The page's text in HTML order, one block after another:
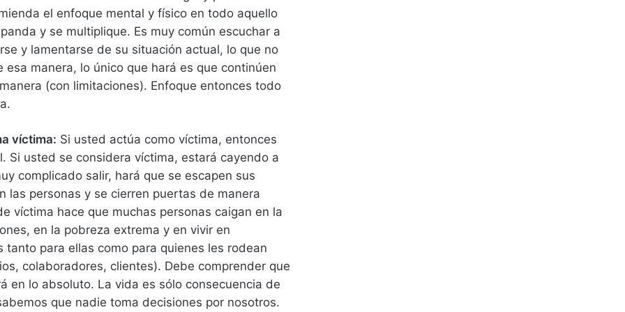
el enfoque mental y físico en todo aquello
y se multiplique. Es muy común escuchar a
y lamentarse de su situación actual, lo que no
esa manera, lo único que hará es que continúen
(con limitaciones). Enfoque entonces todo
víctima: Si usted actúa como víctima, entonces
Si usted se considera víctima, estará cayendo a
complicado salir, hará que se escapen sus
las personas y se cierren puertas de manera
víctima hace que muchas personas caigan en la
en la pobreza extrema y en vivir en
tanto para ellas como para quienes les rodean
colaboradores, clientes). Debe comprender que
en lo absoluto. La vida es sólo consecuencia de
que nadie toma decisiones por nosotros.